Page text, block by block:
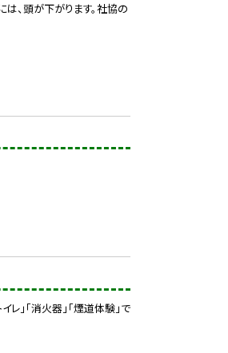
は、頭が下がります。社協の
レ」「消火器」「煙道体験」で